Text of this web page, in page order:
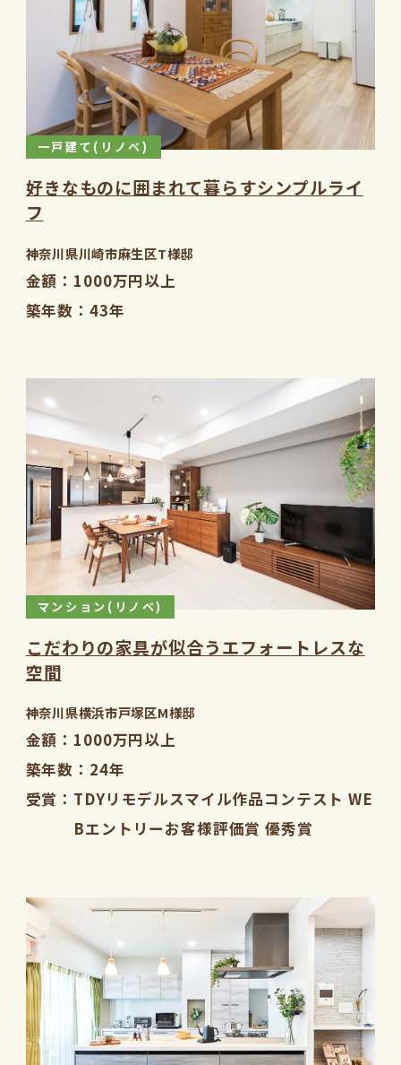
一戸建て(リノベ)
好きなものに囲まれて暮らすシンプルライ
フ
神奈川県川崎市麻生区T様邸
金額
1000万円以上
築年数
43年
マンション(リノベ)
こだわりの家具が似合うエフォートレスな
空間
神奈川県横浜市戸塚区M様邸
金額
1000万円以上
築年数
24年
受賞
TDYリモデルスマイル作品コンテスト WE
Bエントリーお客様評価賞 優秀賞